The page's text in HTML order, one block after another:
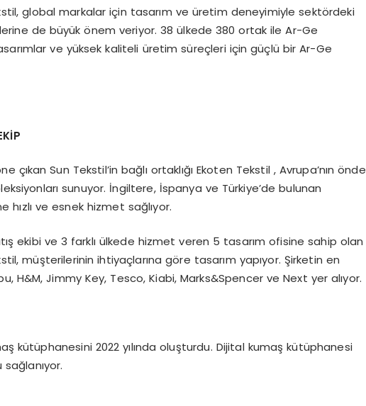
global markalar için tasarım ve üretim deneyimiyle sektördeki
de büyük önem veriyor. 38 ülkede 380 ortak ile Ar-Ge
ve yüksek kaliteli üretim süreçleri için güçlü bir Ar-Ge
çıkan Sun Tekstil’in bağlı ortaklığı Ekoten Tekstil , Avrupa’nın önde
sunuyor. İngiltere, İspanya ve Türkiye’de bulunan
hızlı ve esnek hizmet sağlıyor.
ekibi ve 3 farklı ülkede hizmet veren 5 tasarım ofisine sahip olan
müşterilerinin ihtiyaçlarına göre tasarım yapıyor. Şirketin en
H&M, Jimmy Key, Tesco, Kiabi, Marks&Spencer ve Next yer alıyor.
kütüphanesini 2022 yılında oluşturdu. Dijital kumaş kütüphanesi